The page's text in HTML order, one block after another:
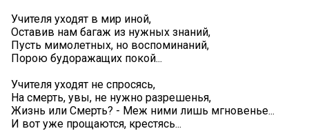
Учителя уходят в мир иной,
Оставив нам багаж из нужных знаний,
Пусть мимолетных, но воспоминаний,
Порою будоражащих покой...
Учителя уходят не спросясь,
На смерть, увы, не нужно разрешенья,
Жизнь или Смерть? - Меж ними лишь мгновенье...
И вот уже прощаются, крестясь...